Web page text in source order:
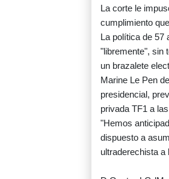
La corte le
cumplimiento
La política de 57
"libremente", sin
un brazalete
Marine Le Pen
presidencial,
privada TF1 a
"Hemos
dispuesto a
ultraderechista a